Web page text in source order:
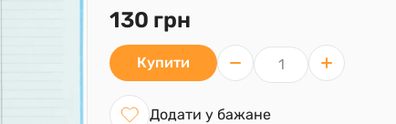
130 грн
Купити
Додати у бажане